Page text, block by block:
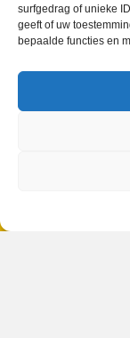
surfgedrag of unieke
geeft of uw
bepaalde functies en
De Wending, Lotte